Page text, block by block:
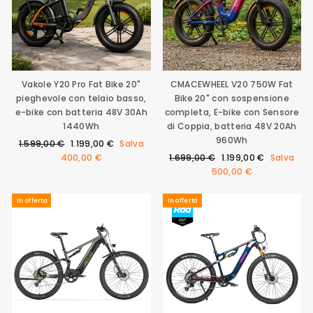
Vakole Y20 Pro Fat Bike 20"
pieghevole con telaio basso,
e-bike con batteria 48V 30Ah
1440Wh
Prezzo
1.599,00 € Prezzo
scontato
1.199,00 € Salva
400,00 €
CMACEWHEEL V20 750W Fat
Bike 20" con sospensione
completa, E-bike con Sensore
di Coppia, batteria 48V 20Ah
960Wh
Prezzo
1.699,00 € Prezzo
scontato
1.199,00 € Salva
500,00 €
In offerta In offerta